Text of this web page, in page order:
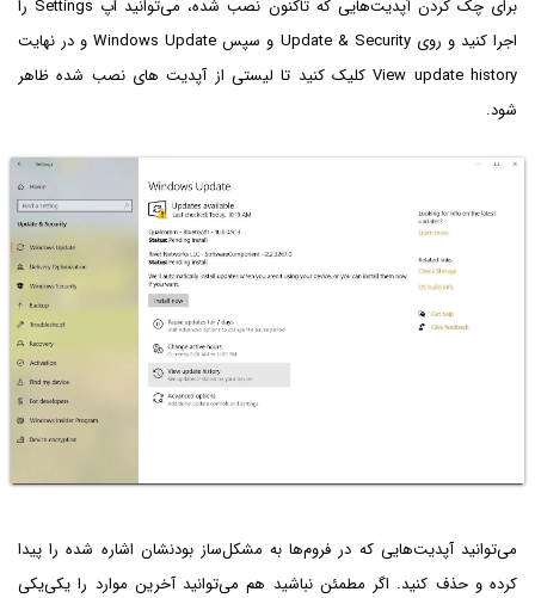
برای چک کردن آپدیت‌هایی که تاکنون نصب شده، می‌توانید اپ Settings را
اجرا کنید و روی Update & Security و سپس Windows Update و در نهایت
View update history کلیک کنید تا لیستی از آپدیت های نصب شده ظاهر
شود.
می‌توانید آپدیت‌هایی که در فروم‌ها به مشکل‌ساز بودنشان اشاره شده را پیدا
کرده و حذف کنید. اگر مطمئن نباشید هم می‌توانید آخرین موارد را یکی‌یکی